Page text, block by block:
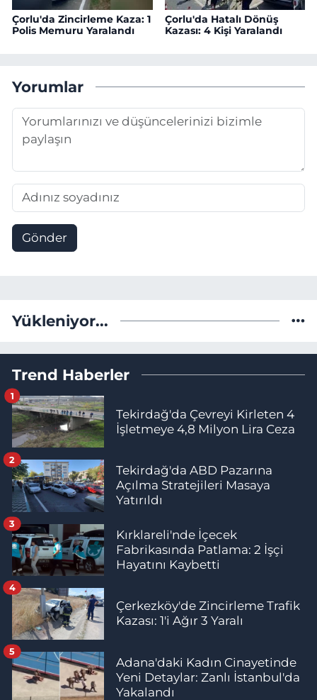
Çorlu'da Zincirleme Kaza: 1
Polis Memuru Yaralandı
Çorlu'da Hatalı Dönüş
Kazası: 4 Kişi Yaralandı
Yorumlar
Gönder
Yükleniyor...
Trend Haberler
Tekirdağ'da Çevreyi Kirleten 4
İşletmeye 4,8 Milyon Lira Ceza
1
Tekirdağ'da ABD Pazarına
Açılma Stratejileri Masaya
Yatırıldı
2
Kırklareli'nde İçecek
Fabrikasında Patlama: 2 İşçi
Hayatını Kaybetti
3
Çerkezköy'de Zincirleme Trafik
Kazası: 1'i Ağır 3 Yaralı
4
Adana'daki Kadın Cinayetinde
Yeni Detaylar: Zanlı İstanbul'da
Yakalandı
5